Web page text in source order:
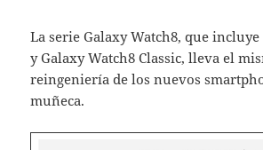
La serie Galaxy Watch8, que
y Galaxy Watch8 Classic, lleva el
reingeniería de los nuevos
muñeca.